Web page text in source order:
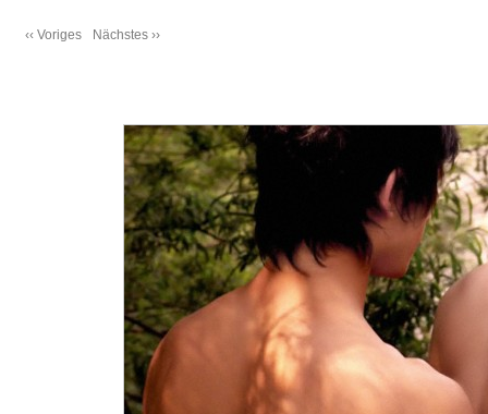
‹‹ Voriges Nächstes ››